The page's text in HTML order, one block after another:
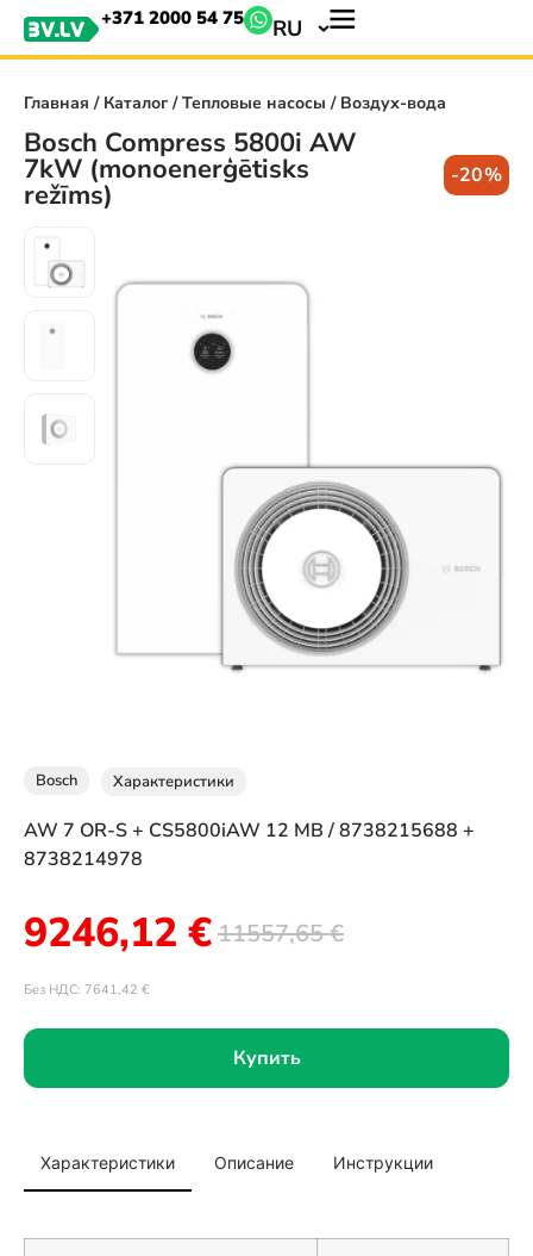
+371 2000 54 75 RU
Главная / Каталог/Тепловые насосы / Воздух-вода
Bosch Compress 5800i AW
7kW (monoenerģētisks
režīms)
-20%
Bosch Характеристики
AW 7 OR-S + CS5800iAW 12 MB / 8738215688 +
8738214978
11557,65€
9246,12 €
Без НДС: 7641,42 €
Купить
Характеристики Описание Инструкции